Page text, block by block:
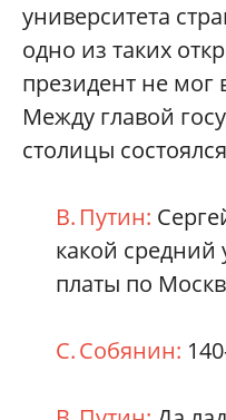
университета
одно из таких
президент не мог
Между главой
столицы
В. Путин:
какой средний
платы по
С. Собянин: